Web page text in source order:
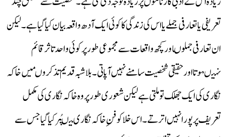
تعریفی یا تعارفی جملے یا اس کی زندگی کا کوئی ایک آدھ واقعہ بیان کیا گیا ہے۔لیکن
ان تعارفی جملوںاورکچھ واقعات سے مجموعی طور پر کوئی واحد تاثرقائم
نہیںہوتااور حقیقی شخصیت سامنے نہیں آپاتی۔ بلا شبہ قدیم تذکروںمیں خا کہ
نگاری کی ایک جھلک تو ملتی ہے لیکن شعوری طور پروہ خاکہ نگاری کی مکمل
تعریف پر پورا نہیں اترتے۔ اس خلا کو فنِ خاکہ نگاری میںپُرکیا گیاجس سے